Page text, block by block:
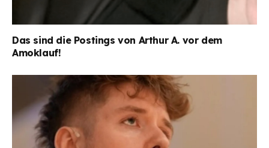
Das sind die Postings von Arthur A. vor dem
Amoklauf!